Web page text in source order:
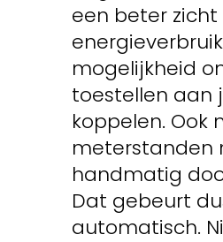
een beter zicht
mogelijkheid
toestellen aan
koppelen. Ook
meterstanden
handmatig
Dat gebeurt
automatisch.